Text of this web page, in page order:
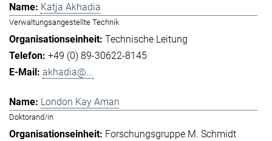
Katja Akhadia
Verwaltungsangestellte Technik
Technische Leitung
+49 (0) 89-30622-8145
akhadia@...
London Kay Aman
Doktorand/in
Forschungsgruppe M. Schmidt